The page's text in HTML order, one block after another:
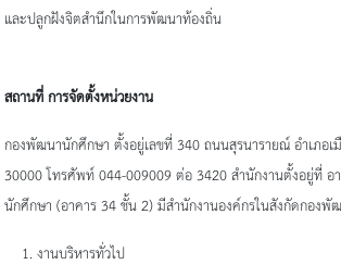
และปลูกฝังจิตสำนึกในการพัฒนาท้องถิ่น
สถานที่ การจัดตั้งหน่วยงาน
กองพัฒนานักศึกษา ตั้งอยู่เลขที่ 340 ถนนสุรนารายณ์ อำเภอเ
30000 โทรศัพท์ 044-009009 ต่อ 3420 สำนักงานตั้งอยู่ที่ อ
นักศึกษา (อาคาร 34 ชั้น 2) มีสำนักงานองค์กรในสังกัดกอง
1. งานบริหารทั่วไป